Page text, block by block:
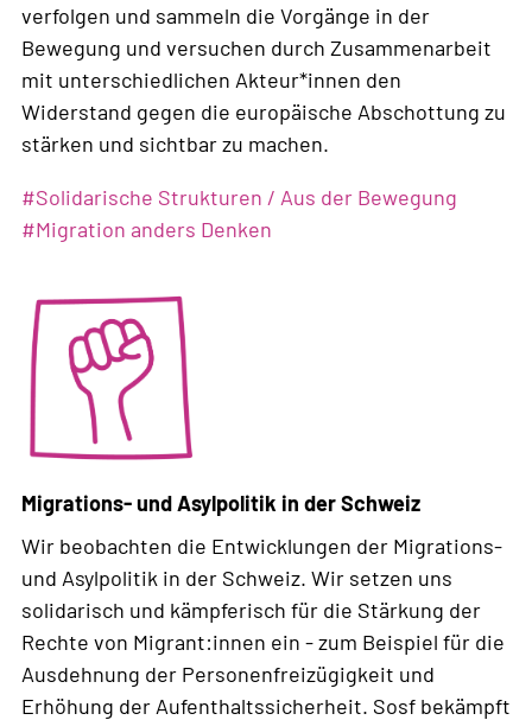
verfolgen und sammeln die Vorgänge in der
Bewegung und versuchen durch Zusammenarbeit
mit unterschiedlichen Akteur*innen den
Widerstand gegen die europäische Abschottung zu
stärken und sichtbar zu machen.
Weiterlesen
über
SOSF
Schnittstelle
#Solidarische Strukturen / Aus der Bewegung
#Migration anders Denken
Migrations- und Asylpolitik in der Schweiz
Wir beobachten die Entwicklungen der Migrations-
und Asylpolitik in der Schweiz. Wir setzen uns
solidarisch und kämpferisch für die Stärkung der
Rechte von Migrant:innen ein - zum Beispiel für die
Ausdehnung der Personenfreizügigkeit und
Erhöhung der Aufenthaltssicherheit. Sosf bekämpft